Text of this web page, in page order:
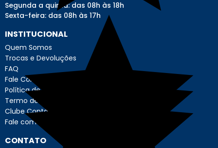
Segunda a quinta: das 08h às 18h
Sexta-feira: das 08h às 17h
INSTITUCIONAL
Quem Somos
Trocas e Devoluções
FAQ
Fale Conosco
Política de Privacidade
Termo de Uso - Usuário
Clube Contábil Store
Fale com o Encarregado de Dados
CONTATO